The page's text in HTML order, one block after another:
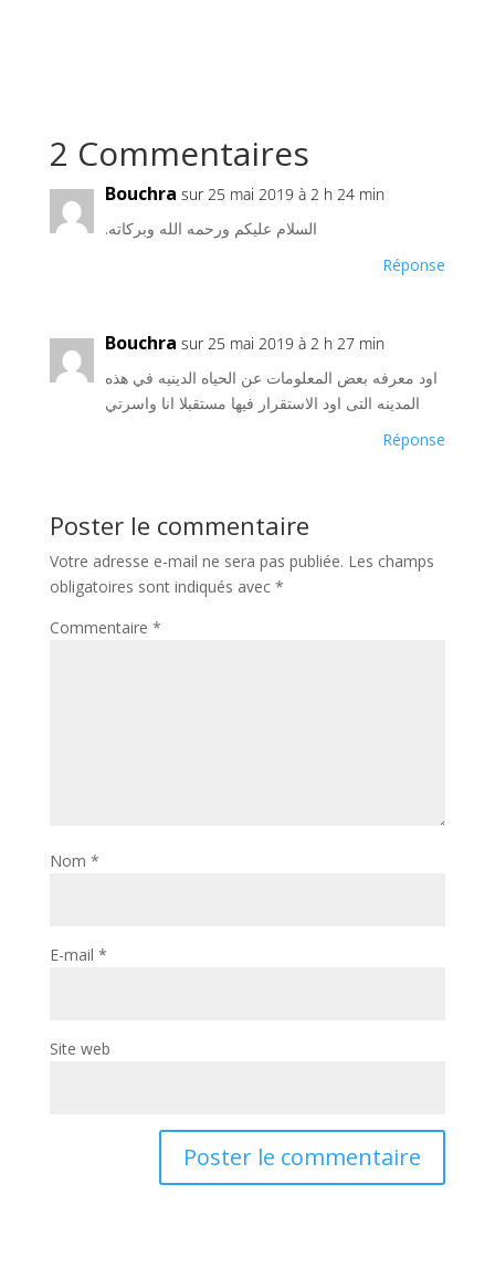
2 Commentaires
Bouchra sur 25 mai 2019 à 2 h 24 min
.السلام عليكم ورحمه الله وبركاته
Réponse
Bouchra sur 25 mai 2019 à 2 h 27 min
اود معرفه بعض المعلومات عن الحياه الدينيه في هذه
المدينه التى اود الاستقرار فيها مستقبلا انا واسرتي
Réponse
Poster le commentaire
Votre adresse e-mail ne sera pas publiée. Les champs
obligatoires sont indiqués avec *
Commentaire *
Nom *
E-mail *
Site web